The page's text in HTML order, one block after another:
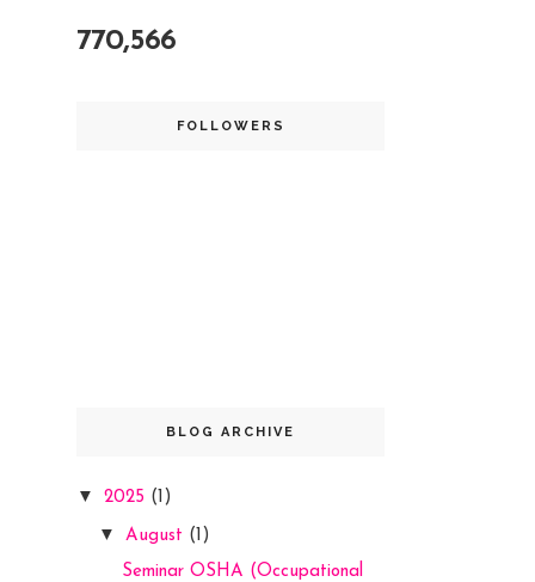
770,566
FOLLOWERS
BLOG ARCHIVE
▼ 2025 (1)
▼ August (1)
Seminar OSHA (Occupational